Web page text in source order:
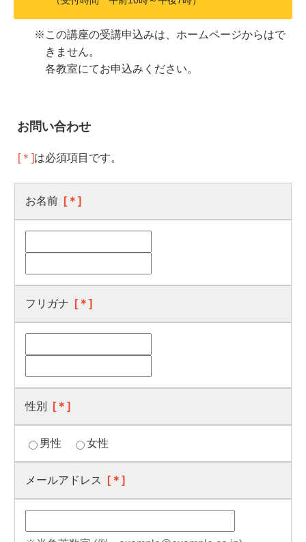
※この講座の受講申込みは、ホームページからはで
きません。
各教室にてお申込みください。
お問い合わせ
[＊]は必須項目です。
お名前 [＊]
フリガナ [＊]
性別 [＊]
男性 女性
メールアドレス [＊]